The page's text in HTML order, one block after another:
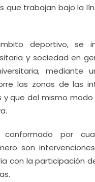
que trabajan bajo la
deportivo, se
y sociedad en
mediante
las zonas de las
y que del mismo modo
por
son
con la participación